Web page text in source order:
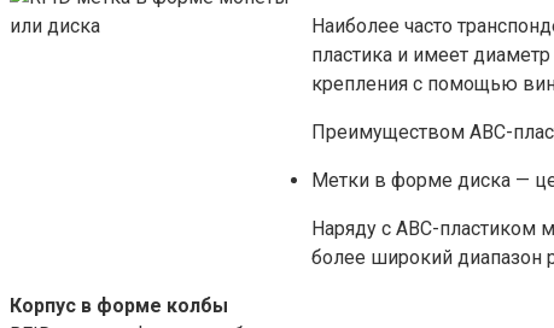
Наиболее часто
пластика и имеет
крепления с помощью
Преимуществом АВС-
Метки в форме диска —
Наряду с АВС-пластиком
более широкий диа­пазон
Корпус в форме колбы